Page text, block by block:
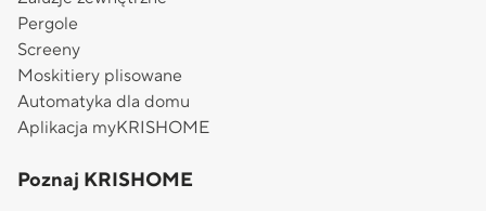
Pergole
Screeny
Moskitiery plisowane
Automatyka dla domu
Aplikacja myKRISHOME
Poznaj KRISHOME